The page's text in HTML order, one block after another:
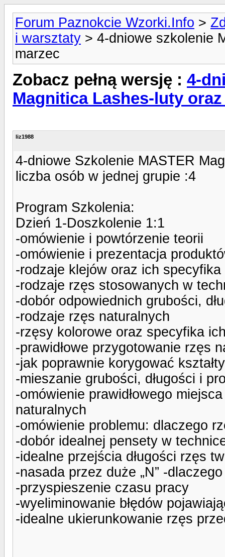
Forum Paznokcie Wzorki.Info >
i warsztaty > 4-dniowe szkolenie
marzec
Zobacz pełną wersję : 4-
Magnitica Lashes-luty
liz1988
4-dniowe Szkolenie MASTER
liczba osób w jednej grupie :4
Program Szkolenia:
Dzień 1-Doszkolenie 1:1
-omówienie i powtórzenie teorii
-omówienie i prezentacja
-rodzaje klejów oraz ich specyfika
-rodzaje rzęs stosowanych w
-dobór odpowiednich grubości,
-rodzaje rzęs naturalnych
-rzęsy kolorowe oraz specyfika
-prawidłowe przygotowanie rzęs
-jak poprawnie korygować
-mieszanie grubości, długości i
-omówienie prawidłowego
naturalnych
-omówienie problemu: dlaczego
-dobór idealnej pensety w
-idealne przejścia długości rzęs
-nasada przez duże „N” -
-przyspieszenie czasu pracy
-wyeliminowanie błędów
-idealne ukierunkowanie rzęs